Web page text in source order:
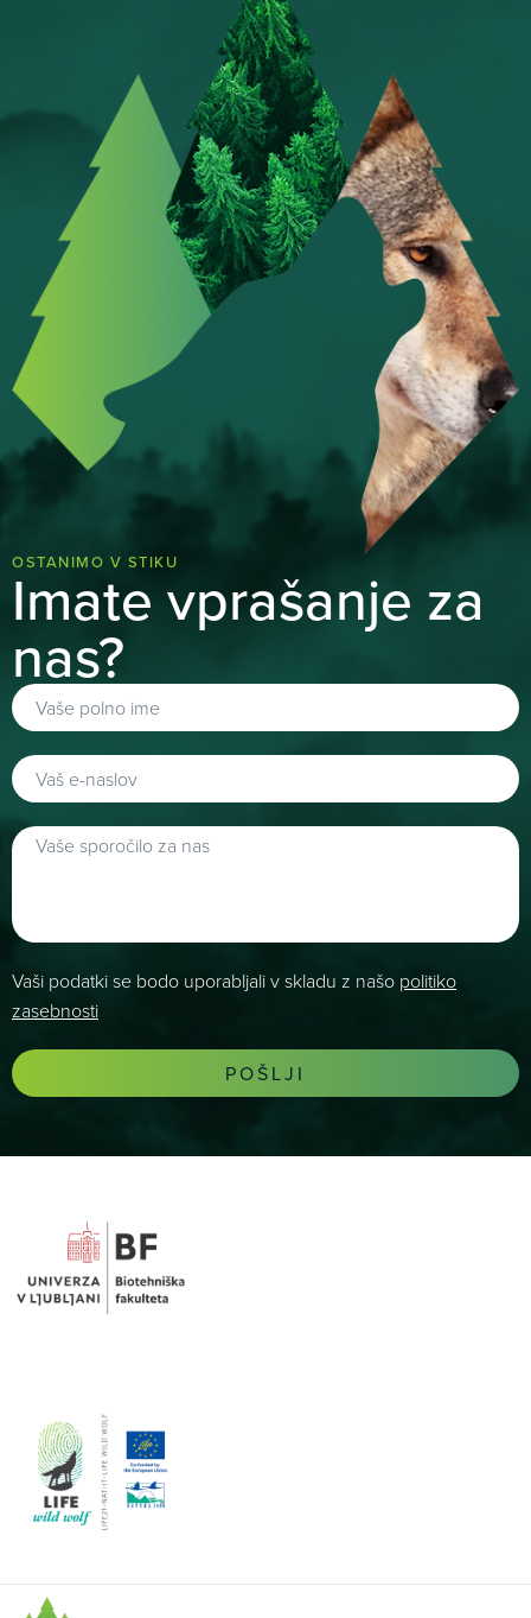
OSTANIMO V STIKU
Imate vprašanje za
nas?
Vaši podatki se bodo uporabljali v skladu z našo politiko
zasebnosti
POŠLJI